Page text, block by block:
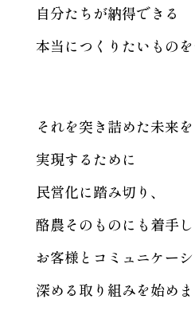
自分たちが納得できる
本当につくりたいものを
それを突き詰めた未来を
実現するために
民営化に踏み切り、
酪農そのものにも着手し
お客様とコミュニケー
深める取り組みを始めま